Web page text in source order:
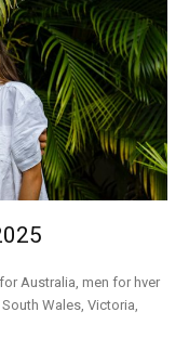
Australia, men for hver
Wales, Victoria,